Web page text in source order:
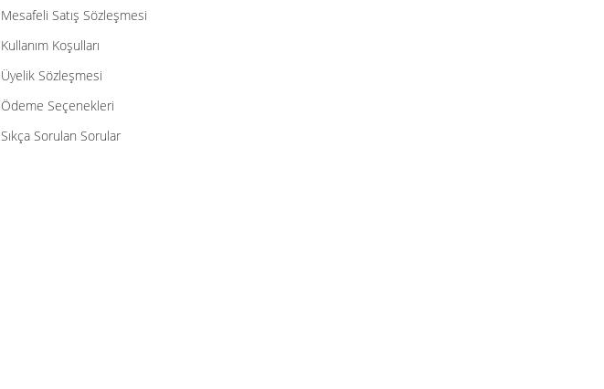
Mesafeli Satış Sözleşmesi
Kullanım Koşulları
Üyelik Sözleşmesi
Ödeme Seçenekleri
Sıkça Sorulan Sorular